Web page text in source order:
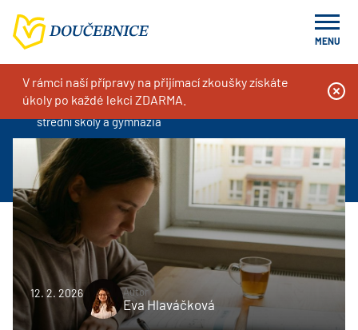
MENU
V rámci naší přípravy na přijímací zkoušky získáte
úkoly po každé lekci ZDARMA.
Doučování na míru, kurzy a příprava k přijímacím zkouškám
Blog
Tipy k přijímacím zkouškám
Jak a kdy začít s přípravou na přijímací zkoušky z češtiny na
střední školy a gymnázia
12. 2. 2026 Autor
Eva Hlaváčková